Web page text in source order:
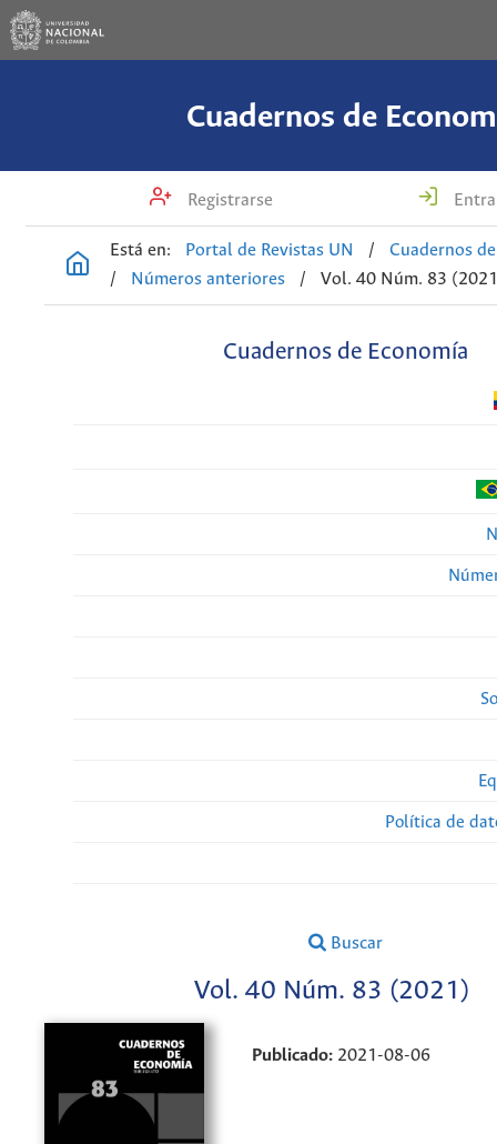
Cuadernos de
Registrarse
Está en: Portal de Revistas UN /
Cuadernos
/
Números anteriores / Vol. 40 Núm. 83
Cuadernos de Economía
Política de
Buscar
Vol. 40 Núm. 83 (2021)
Publicado: 2021-08-06